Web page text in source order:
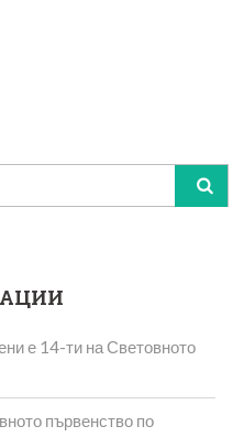
е 14-ти на Световното
първенство по